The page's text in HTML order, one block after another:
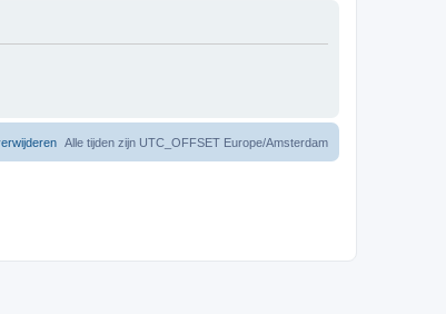
Alle tijden zijn UTC_OFFSET Europe/Amsterdam